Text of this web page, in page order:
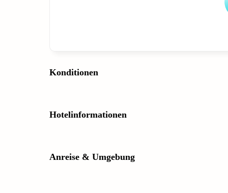
Konditionen
Hotelinformationen
Anreise & Umgebung